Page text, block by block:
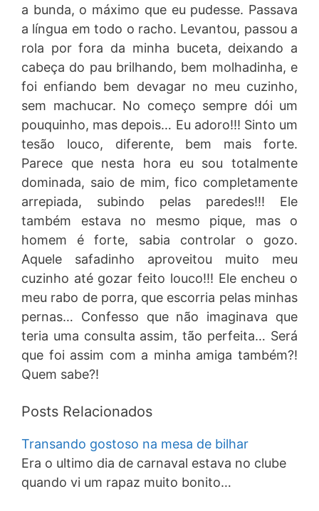
a bunda, o máximo que eu pudesse. Passava
a língua em todo o racho. Levantou, passou a
rola por fora da minha buceta, deixando a
cabeça do pau brilhando, bem molhadinha, e
foi enfiando bem devagar no meu cuzinho,
sem machucar. No começo sempre dói um
pouquinho, mas depois… Eu adoro!!! Sinto um
tesão louco, diferente, bem mais forte.
Parece que nesta hora eu sou totalmente
dominada, saio de mim, fico completamente
arrepiada, subindo pelas paredes!!! Ele
também estava no mesmo pique, mas o
homem é forte, sabia controlar o gozo.
Aquele safadinho aproveitou muito meu
cuzinho até gozar feito louco!!! Ele encheu o
meu rabo de porra, que escorria pelas minhas
pernas… Confesso que não imaginava que
teria uma consulta assim, tão perfeita… Será
que foi assim com a minha amiga também?!
Quem sabe?!
Posts Relacionados
Transando gostoso na mesa de bilhar
Era o ultimo dia de carnaval estava no clube
quando vi um rapaz muito bonito…